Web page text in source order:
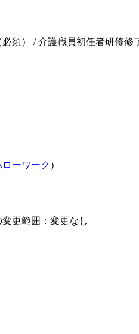
須） / 介護職員初任者研修
ローワーク ）
更範囲：変更なし